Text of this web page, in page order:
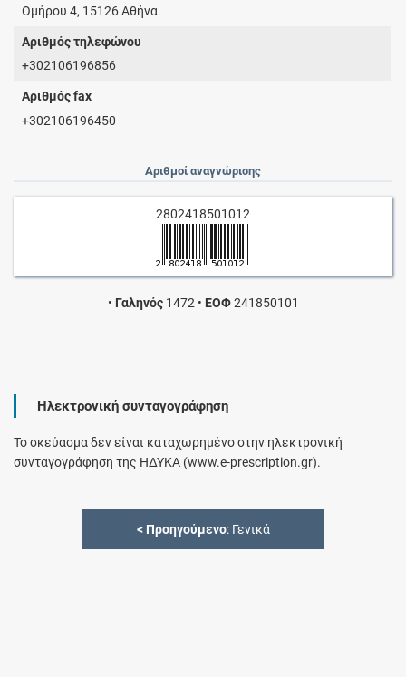
Ομήρου 4, 15126 Αθήνα
Αριθμός τηλεφώνου
+302106196856
Αριθμός fax
+302106196450
Αριθμοί αναγνώρισης
2802418501012
• Γαληνός1472 • ΕΟΦ241850101
Ηλεκτρονική συνταγογράφηση
Το σκεύασμα δεν είναι καταχωρημένο στην ηλεκτρονική
συνταγογράφηση της ΗΔΥΚΑ (www.e-prescription.gr).
< Προηγούμενο: Γενικά